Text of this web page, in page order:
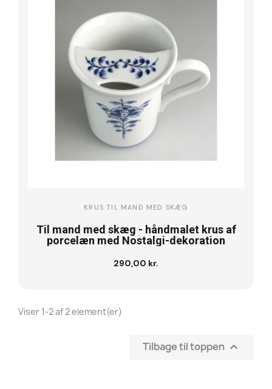
KRUS TIL MAND MED SKÆG
Til mand med skæg - håndmalet krus af
porcelæn med Nostalgi-dekoration
290,00 kr.
Se vare
Viser 1-2 af 2 element(er)
Tilbage til toppen 